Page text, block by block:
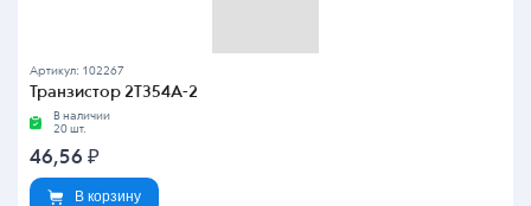
Артикул: 102267
Транзистор 2Т354А-2
В наличии
20 шт.
46,56 ₽
В корзину